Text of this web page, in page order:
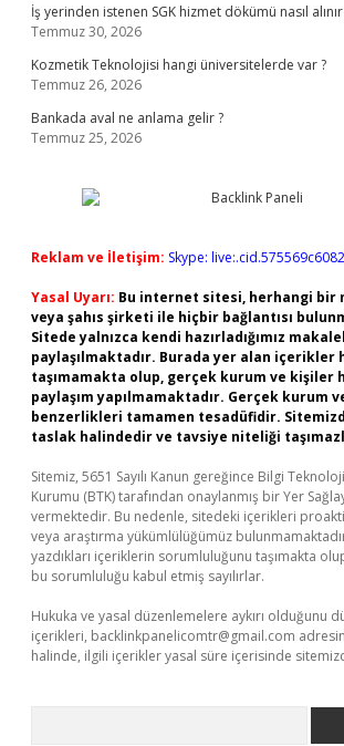
İş yerinden istenen SGK hizmet dökümü nasıl alınır
Temmuz 30, 2026
Kozmetik Teknolojisi hangi üniversitelerde var ?
Temmuz 26, 2026
Bankada aval ne anlama gelir ?
Temmuz 25, 2026
Reklam ve İletişim: Skype:
Yasal Uyarı: Bu internet sitesi, herhangi bir
veya şahıs şirketi ile hiçbir bağlantısı
Sitede yalnızca kendi hazırladığımız
paylaşılmaktadır. Burada yer alan içerikler
taşımamakta olup, gerçek kurum ve kişiler
paylaşım yapılmamaktadır. Gerçek kurum
benzerlikleri tamamen tesadüfidir.
taslak halindedir ve tavsiye niteliği
Sitemiz, 5651 Sayılı Kanun gereğince Bilgi
Kurumu (BTK) tarafından onaylanmış bir Yer
vermektedir. Bu nedenle, sitedeki içerikleri
veya araştırma yükümlülüğümüz
yazdıkları içeriklerin sorumluluğunu taşımakta
bu sorumluluğu kabul etmiş sayılırlar.
Hukuka ve yasal düzenlemelere aykırı olduğunu
içerikleri, backlinkpanelicomtr@gmail.com
halinde, ilgili içerikler yasal süre içerisinde